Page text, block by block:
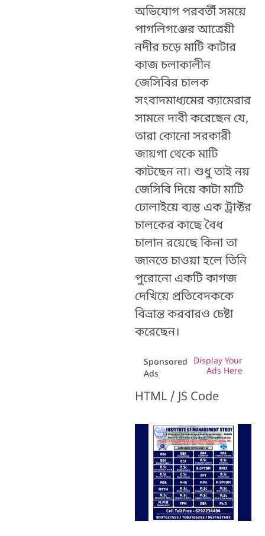
অভিযোগ পরবর্তী সময়ে
পাগলিগঞ্জের আত্রেয়ী
নদীর চড়ে মাটি কাটার
কাজ চলাকালীন
জেসিবির চালক
সংবাদমাধ্যমের ক্যামেরার
সামনে দাবী করেছেন যে,
তারা কোনো সরকারী
জায়গা থেকে মাটি
কাটছেন না। শুধু তাই নয়
জেসিবি দিয়ে কাটা মাটি
ঢোলাইয়ে ব্যস্ত এক ট্রাক্টর
চালকের কাছে বৈধ
চালান রয়েছে কিনা তা
জানতে চাওয়া হলে তিনি
পুরোনো একটি কাগজ
দেখিয়ে প্রতিবেদককে
বিভ্রান্ত করবারও চেষ্টা
করেছেন।
Sponsored
Ads
Display Your
Ads Here
HTML / JS Code